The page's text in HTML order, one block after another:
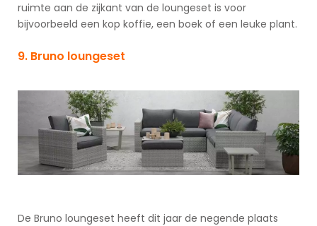
ruimte aan de zijkant van de loungeset is voor
bijvoorbeeld een kop koffie, een boek of een leuke plant.
9. Bruno loungeset
De Bruno loungeset heeft dit jaar de negende plaats